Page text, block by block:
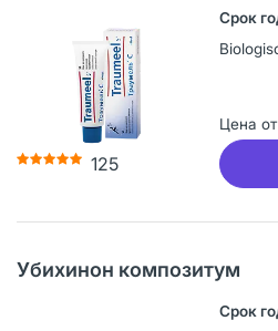
125
Цена от
Убихинон композитум